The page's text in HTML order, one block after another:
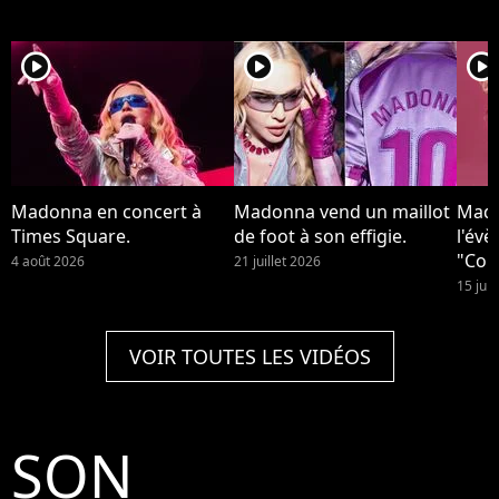
player2
Madonna en concert à
Times Square.
4 août 2026
player2
Madonna vend un maillot
de foot à son effigie.
21 juillet 2026
player2
15
VOIR TOUTES LES VIDÉOS
SON